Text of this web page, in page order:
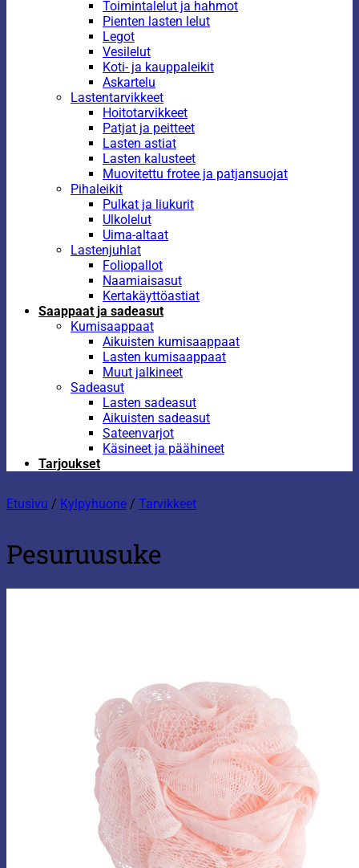
Toimintalelut ja hahmot
Pienten lasten lelut
Legot
Vesilelut
Koti- ja kauppaleikit
Askartelu
Lastentarvikkeet
Hoitotarvikkeet
Patjat ja peitteet
Lasten astiat
Lasten kalusteet
Muovitettu frotee ja patjansuojat
Pihaleikit
Pulkat ja liukurit
Ulkolelut
Uima-altaat
Lastenjuhlat
Foliopallot
Naamiaisasut
Kertakäyttöastiat
Saappaat ja sadeasut
Kumisaappaat
Aikuisten kumisaappaat
Lasten kumisaappaat
Muut jalkineet
Sadeasut
Lasten sadeasut
Aikuisten sadeasut
Sateenvarjot
Käsineet ja päähineet
Tarjoukset
Etusivu / Kylpyhuone / Tarvikkeet
Pesuruusuke